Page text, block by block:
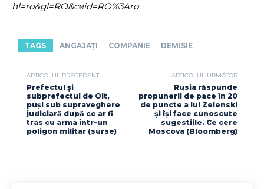
hl=ro&gl=RO&ceid=RO%3Aro
TAGS ANGAJAȚI COMPANIE DEMISIE
ARTICOLUL PRECEDENT
Prefectul și
subprefectul de Olt,
puși sub supraveghere
judiciară după ce ar fi
tras cu arma într-un
poligon militar (surse)
ARTICOLUL URMĂTOR
Rusia răspunde
propunerii de pace în 20
de puncte a lui Zelenski
și își face cunoscute
sugestiile. Ce cere
Moscova (Bloomberg)